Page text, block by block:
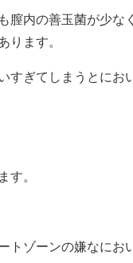
膣内の善玉菌が少な
ります。
すぎてしまうとにお
。
トゾーンの嫌なにお